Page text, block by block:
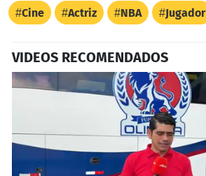
Cine Actriz NBA Jugador
VIDEOS RECOMENDADOS